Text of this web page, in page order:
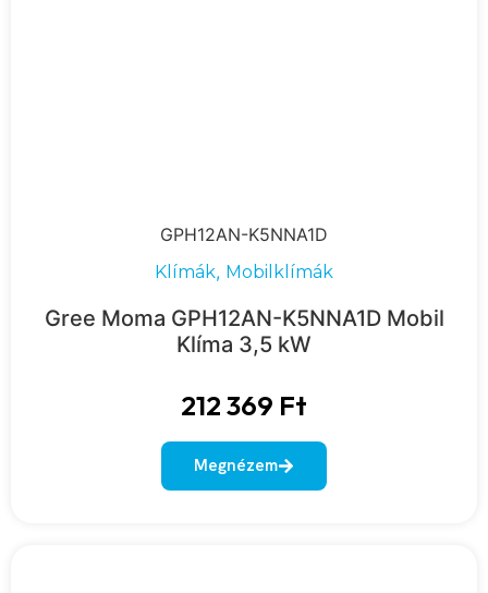
GPH12AN-K5NNA1D
Klímák, Mobilklímák
Gree Moma GPH12AN-K5NNA1D Mobil
Klíma 3,5 kW
212 369 Ft
Megnézem